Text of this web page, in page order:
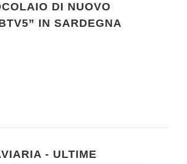
DI NUOVO
IN SARDEGNA
- ULTIME